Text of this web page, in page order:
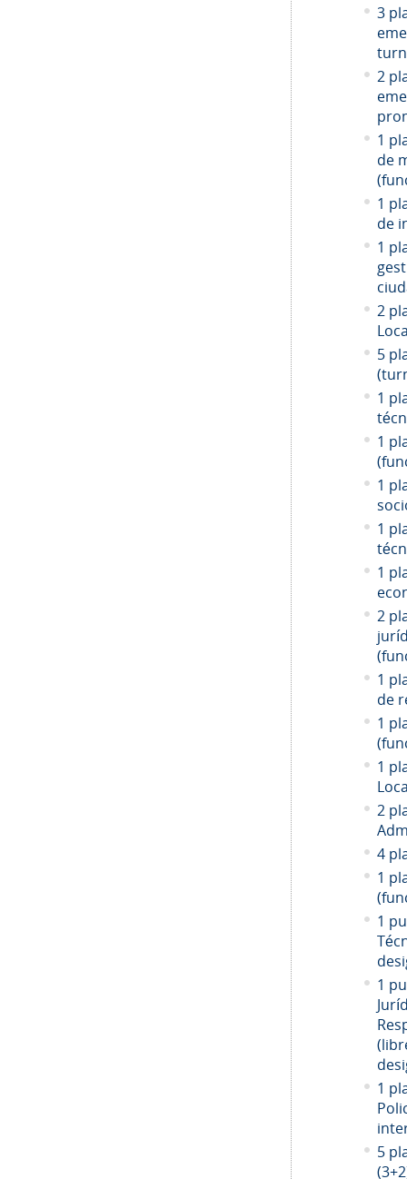
3
2
1
de
1
de
1
2
5
1
1
1
1
1
2
1
de
1
1
2
4
1
1
1
1
5